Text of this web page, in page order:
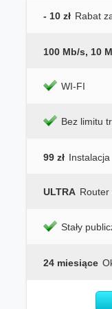
- 10 zł Rabat
100 Mb/s, 10
WI-FI
Bez limitu
99 zł Instalacja
ULTRA Router
Stały
24 miesiące